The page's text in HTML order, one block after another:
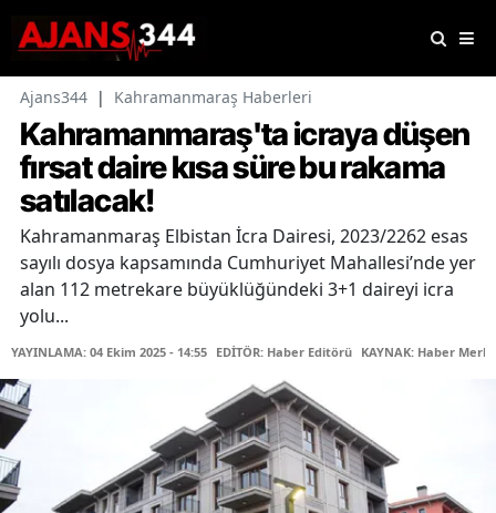
Ajans344 | Kahramanmaraş Haberleri
Kahramanmaraş'ta icraya düşen
fırsat daire kısa süre bu rakama
satılacak!
Kahramanmaraş Elbistan İcra Dairesi, 2023/2262 esas
sayılı dosya kapsamında Cumhuriyet Mahallesi’nde yer
alan 112 metrekare büyüklüğündeki 3+1 daireyi icra
yolu...
YAYINLAMA: 04 Ekim 2025 - 14:55 EDİTÖR: Haber Editörü KAYNAK: Haber